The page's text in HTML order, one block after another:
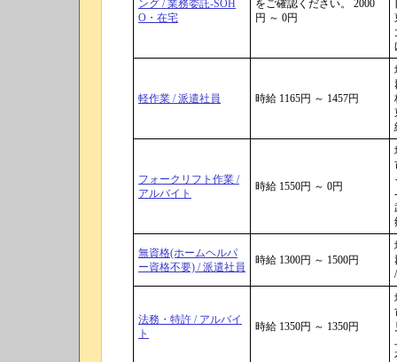
ング / 業務委託-SOH
O・在宅
をご確認ください。 2000
円 ～ 0円
軽作業 / 派遣社員 時給 1165円 ～ 1457円
フォークリフト作業 /
アルバイト
時給 1550円 ～ 0円
無資格(ホームヘルパ
ー資格不要) / 派遣社員
時給 1300円 ～ 1500円
/
法務・特許 / アルバイ
ト
時給 1350円 ～ 1350円